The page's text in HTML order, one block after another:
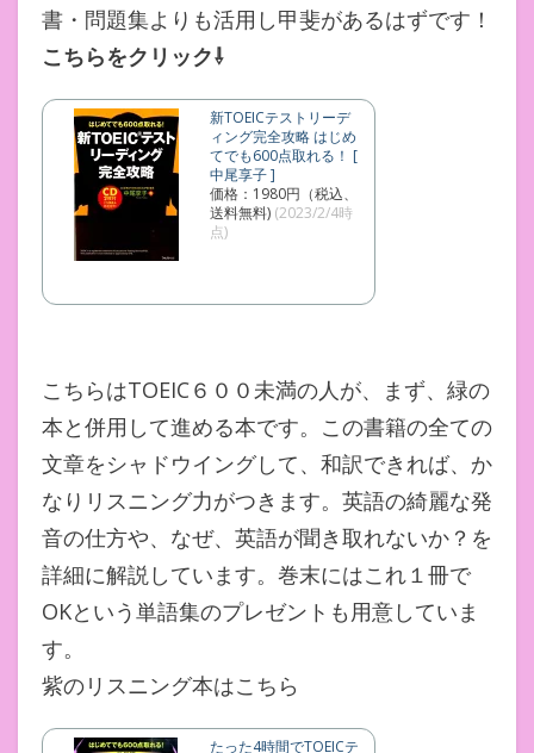
書・問題集よりも活用し甲斐があるはずです！
こちらをクリック⇩
新TOEICテストリーデ
ィング完全攻略 はじめ
てでも600点取れる！ [
中尾享子 ]
価格：1980円（税込、
送料無料) (2023/2/4時
点)
こちらはTOEIC６００未満の人が、まず、緑の
本と併用して進める本です。この書籍の全ての
文章をシャドウイングして、和訳できれば、か
なりリスニング力がつきます。英語の綺麗な発
音の仕方や、なぜ、英語が聞き取れないか？を
詳細に解説しています。巻末にはこれ１冊で
OKという単語集のプレゼントも用意していま
す。
紫のリスニング本はこちら
たった4時間でTOEICテ